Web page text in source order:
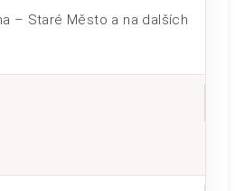
– Staré Město a na dalších